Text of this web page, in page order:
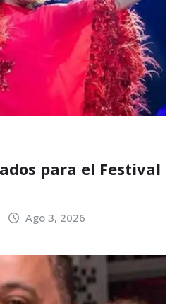
para el Festival
Ago 3, 2026